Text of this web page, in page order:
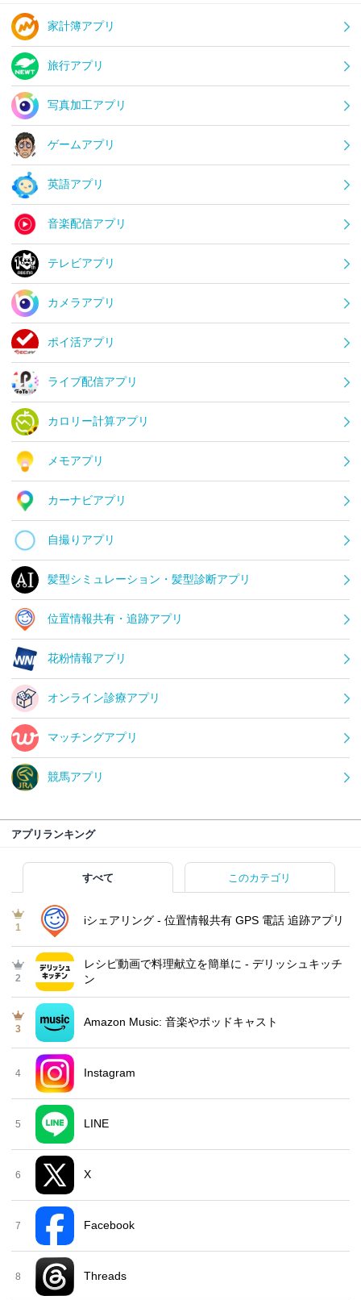
家計簿アプリ
旅行アプリ
写真加工アプリ
ゲームアプリ
英語アプリ
音楽配信アプリ
テレビアプリ
カメラアプリ
ポイ活アプリ
ライブ配信アプリ
カロリー計算アプリ
メモアプリ
カーナビアプリ
自撮りアプリ
髪型シミュレーション・髪型診断アプリ
位置情報共有・追跡アプリ
花粉情報アプリ
オンライン診療アプリ
マッチングアプリ
競馬アプリ
アプリランキング
すべて このカテゴリ
1
iシェアリング - 位置情報共有 GPS 電話 追跡アプリ
2
レシピ動画で料理献立を簡単‪に - デリッシュキッチ
ン
3
Amazon Music: 音楽やポッドキャスト
4 Instagram
5 LINE
6 X
7 Facebook
8 Threads